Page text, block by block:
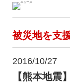
被災地を支
2016/10/27
【熊本地震